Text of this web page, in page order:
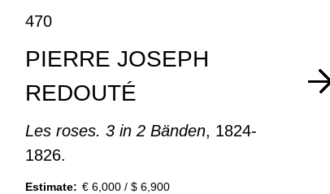
470
PIERRE JOSEPH
REDOUTÉ
Les roses. 3 in 2 Bänden, 1824-
1826.
Estimate: € 6,000 / $ 6,900